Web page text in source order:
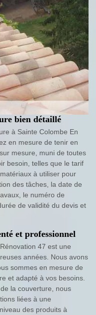
bien détaillé
à Sainte Colombe En
en mesure de tenir en
mesure, muni de toutes
besoin, telles que le tarif
à utiliser pour
des tâches, la date de
le numéro de
de validité du devis et
et professionnel
47 est une
années. Nous avons
sommes en mesure de
et adapté à vos besoins.
la couverture, nous
liées à une
des produits à